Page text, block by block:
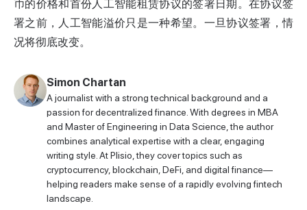
币的价格和首份人工智能租赁协议的签署日期。在协议签
署之前，人工智能溢价只是一种希望。一旦协议签署，情
况将彻底改变。
Simon Chartan
A journalist with a strong technical background and a
passion for decentralized finance. With degrees in MBA
and Master of Engineering in Data Science, the author
combines analytical expertise with a clear, engaging
writing style. At Plisio, they cover topics such as
cryptocurrency, blockchain, DeFi, and digital finance—
helping readers make sense of a rapidly evolving fintech
landscape.